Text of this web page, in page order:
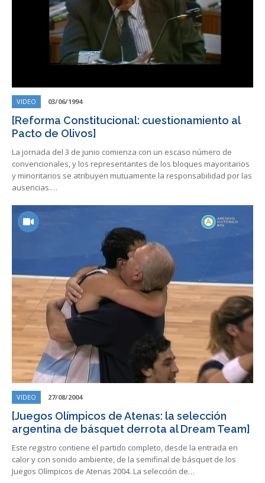
VIDEO 03/06/1994
[Reforma Constitucional: cuestionamiento al
Pacto de Olivos]
La jornada del 3 de junio comienza con un escaso número de
convencionales, y los representantes de los bloques mayoritarios
y minoritarios se atribuyen mutuamente la responsabilidad por las
ausencias.…
VIDEO 27/08/2004
[Juegos Olímpicos de Atenas: la selección
argentina de básquet derrota al Dream Team]
Este registro contiene el partido completo, desde la entrada en
calor y con sonido ambiente, de la semifinal de básquet de los
Juegos Olímpicos de Atenas 2004. La selección de…